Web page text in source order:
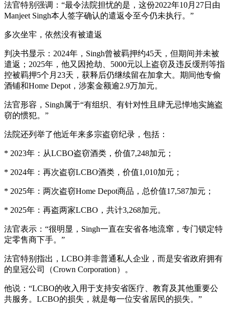
法官特别强调：“最令法院担忧的是，这份2022年10月27日由
Manjeet Singh本人签字确认的遣返令至今仍未执行。”
多次坐牢，依然没有被遣返
判决书显示：2024年，Singh曾被羁押约45天，但期间并未被
遣返；2025年，他又因抢劫、5000元以上盗窃及违反缓刑等指
控被羁押5个月23天，获释后仍继续留在加拿大。期间他专偷
酒铺和Home Depot，涉案金额逾2.9万加元。
法官形容，Singh属于“有组织、有针对性且肆无忌惮地实施盗
窃的惯犯。”
法院还列举了他近年来多宗盗窃纪录，包括：
* 2023年：从LCBO盗窃酒类，价值7,248加元；
* 2024年：再次盗窃LCBO酒类，价值1,010加元；
* 2025年：两次盗窃Home Depot商品，总价值17,587加元；
* 2025年：再盗两家LCBO，共计3,268加元。
法官表示：“很明显，Singh一直在安省各地流窜，专门锁定特
定零售商下手。”
法官特别指出，LCBO并非普通私人企业，而是安省政府拥有
的皇冠公司（Crown Corporation）。
他说：“LCBO的收入用于支持安省医疗、教育及其他重要公
共服务。LCBO的损失，就是每一位安省居民的损失。”